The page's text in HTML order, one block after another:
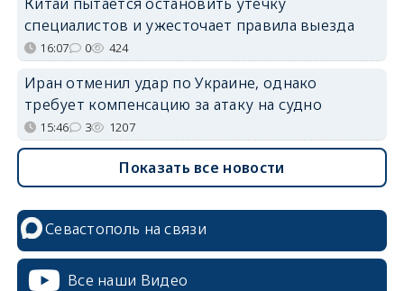
специалистов и ужесточает правила выезда
16:07 0 424
Иран отменил удар по Украине, однако
требует компенсацию за атаку на судно
15:46 3 1207
Показать все новости
Севастополь на связи
Все наши Видео